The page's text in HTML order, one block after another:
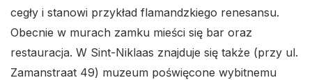
cegły i stanowi przykład flamandzkiego renesansu.
Obecnie w murach zamku mieści się bar oraz
restauracja. W Sint-Niklaas znajduje się także (przy ul.
Zamanstraat 49) muzeum poświęcone wybitnemu